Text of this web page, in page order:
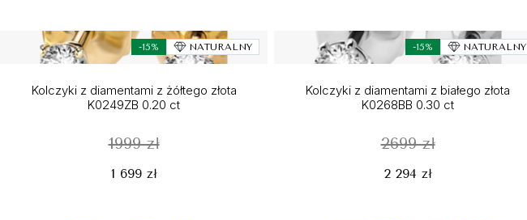
-15% NATURALNY
Kolczyki z diamentami z żółtego złota
K0249ZB 0.20 ct
1999 zł
1 699 zł
-15% NATURALNY
Kolczyki z diamentami z białego złota
K0268BB 0.30 ct
2699 zł
2 294 zł